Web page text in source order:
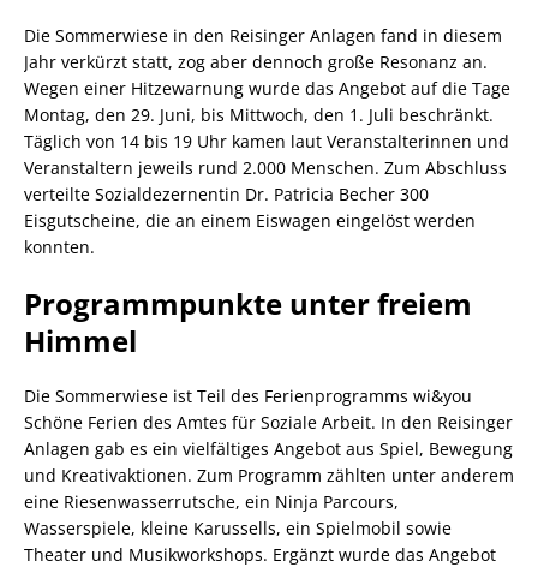
Die Sommerwiese in den Reisinger Anlagen fand in diesem
Jahr verkürzt statt, zog aber dennoch große Resonanz an.
Wegen einer Hitzewarnung wurde das Angebot auf die Tage
Montag, den 29. Juni, bis Mittwoch, den 1. Juli beschränkt.
Täglich von 14 bis 19 Uhr kamen laut Veranstalterinnen und
Veranstaltern jeweils rund 2.000 Menschen. Zum Abschluss
verteilte Sozialdezernentin Dr. Patricia Becher 300
Eisgutscheine, die an einem Eiswagen eingelöst werden
konnten.
Programmpunkte unter freiem
Himmel
Die Sommerwiese ist Teil des Ferienprogramms wi&you
Schöne Ferien des Amtes für Soziale Arbeit. In den Reisinger
Anlagen gab es ein vielfältiges Angebot aus Spiel, Bewegung
und Kreativaktionen. Zum Programm zählten unter anderem
eine Riesenwasserrutsche, ein Ninja Parcours,
Wasserspiele, kleine Karussells, ein Spielmobil sowie
Theater und Musikworkshops. Ergänzt wurde das Angebot